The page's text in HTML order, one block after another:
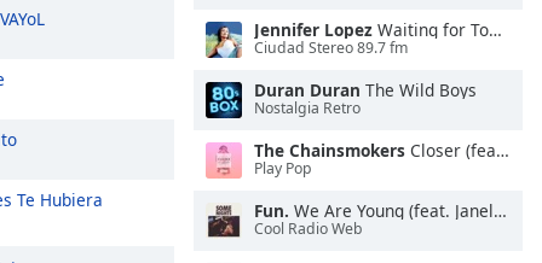
Te Hubiera
Jennifer Lopez Waiting for Tonight
Ciudad Stereo 89.7 fm
Duran Duran The Wild Boys
Nostalgia Retro
The Chainsmokers Closer (feat. Halsey)
Play Pop
Fun. We Are Young (feat. Janelle Monáe)
Cool Radio Web